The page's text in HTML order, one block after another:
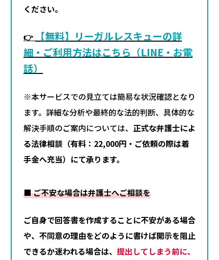
ください。
👉
【無料】リーガルレスキューの詳
細・ご利用方法はこちら（LINE・お電
話）
※本サービスでの見立ては簡易な状況確認となり
ます。詳細な分析や最終的な法的判断、具体的な
解決手順のご案内については、 正式な弁護士によ
る法律相談（有料：22,000円・ご依頼の際は着
手金へ充当）にて承ります。
■ ご不安な場合は弁護士へご相談を
ご自身で回答書を作成することに不安がある場合
や、不同意の理由をどのように書けば開示を阻止
できるか迷われる場合は、 提出してしまう前に、